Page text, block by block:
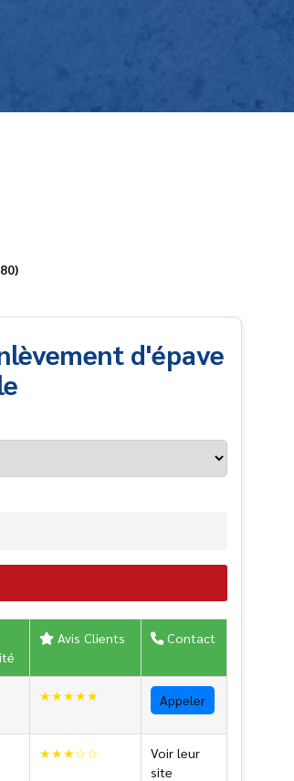
d'épave
Avis Clients Contact
★★★★★ Appeler
★★★☆☆
Voir leur
site